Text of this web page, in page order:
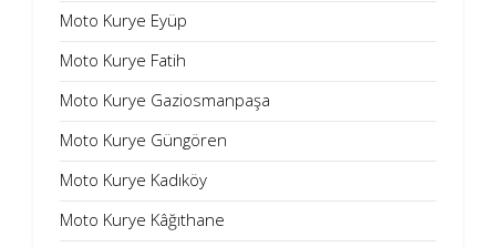
Moto Kurye Eyüp
Moto Kurye Fatih
Moto Kurye Gaziosmanpaşa
Moto Kurye Güngören
Moto Kurye Kadıköy
Moto Kurye Kâğıthane